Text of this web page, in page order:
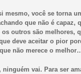
mesmo, você se torna
que não é capaz,
outros são melhores,
deve aceitar o pior
não merece o
ninguém vai. Para ser